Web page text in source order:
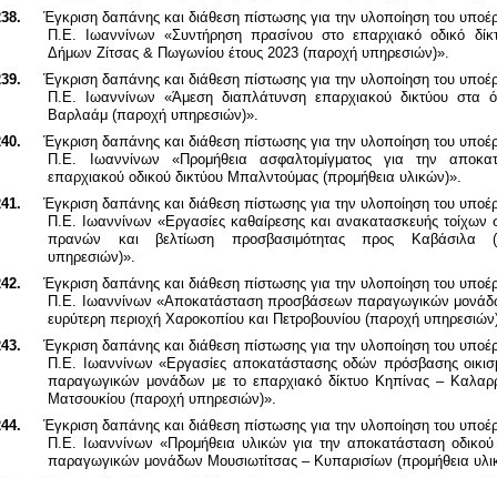
Έγκριση δαπάνης και διάθεση πίστωσης για την υλοποίηση του
Π.Ε. Ιωαννίνων «Συντήρηση πρασίνου στο επαρχιακό οδικό
Δήμων Ζίτσας & Πωγωνίου έτους 2023 (παροχή υπηρεσιών)».
Έγκριση δαπάνης και διάθεση πίστωσης για την υλοποίηση του
Π.Ε. Ιωαννίνων «Άμεση διαπλάτυνση επαρχιακού δικτύου στα
Βαρλαάμ (παροχή υπηρεσιών)».
Έγκριση δαπάνης και διάθεση πίστωσης για την υλοποίηση του
Π.Ε. Ιωαννίνων «Προμήθεια ασφαλτομίγματος για την
επαρχιακού οδικού δικτύου Μπαλντούμας (προμήθεια υλικών)».
Έγκριση δαπάνης και διάθεση πίστωσης για την υλοποίηση του
Π.Ε. Ιωαννίνων «Εργασίες καθαίρεσης και ανακατασκευής τοίχων
πρανών και βελτίωση προσβασιμότητας προς Καβάσιλα
υπηρεσιών)».
Έγκριση δαπάνης και διάθεση πίστωσης για την υλοποίηση του
Π.Ε. Ιωαννίνων «Αποκατάσταση προσβάσεων παραγωγικών
ευρύτερη περιοχή Χαροκοπίου και Πετροβουνίου (παροχή
Έγκριση δαπάνης και διάθεση πίστωσης για την υλοποίηση του
Π.Ε. Ιωαννίνων«Εργασίες αποκατάστασης οδών πρόσβασης
παραγωγικών μονάδων με το επαρχιακό δίκτυο Κηπίνας –
Ματσουκίου (παροχή υπηρεσιών)».
Έγκριση δαπάνης και διάθεση πίστωσης για την υλοποίηση του
Π.Ε. Ιωαννίνων «Προμήθεια υλικών για την αποκατάσταση οδικού
παραγωγικών μονάδων Μουσιωτίτσας – Κυπαρισίων (προμήθεια